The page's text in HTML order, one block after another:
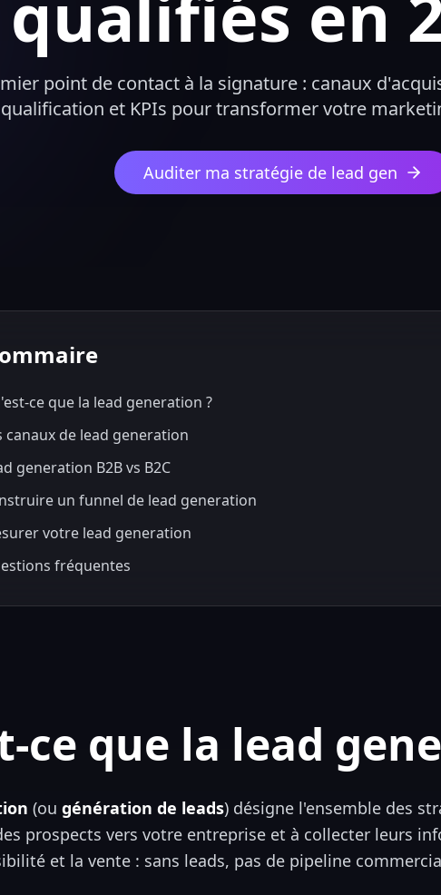
point de contact à la signature : canaux
et KPIs pour transformer votre
Auditer ma stratégie de lead gen
ce que la lead generation ?
canaux de lead generation
generation B2B vs B2C
un funnel de lead generation
votre lead generation
fréquentes
ce que la lead
(ou génération de leads) désigne l'ensemble des
prospects vers votre entreprise et à collecter leurs
et la vente : sans leads, pas de pipeline